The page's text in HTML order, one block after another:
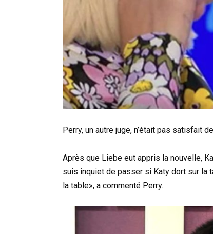
Perry, un autre juge, n’était pas satisfait
Après que Liebe eut appris la nouvelle,
suis inquiet de passer si Katy dort sur la
la table», a commenté Perry.